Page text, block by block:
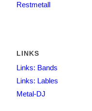
Restmetall
LINKS
Links: Bands
Links: Lables
Metal-DJ